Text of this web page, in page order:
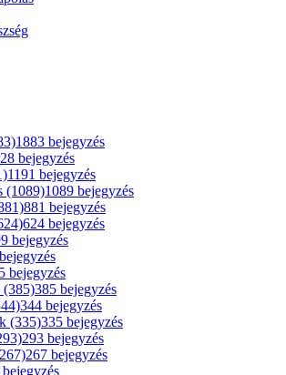
1883 bejegyzés
bejegyzés
1191 bejegyzés
(1089)1089 bejegyzés
881 bejegyzés
624 bejegyzés
bejegyzés
bejegyzés
(385)385 bejegyzés
344 bejegyzés
(335)335 bejegyzés
293 bejegyzés
267 bejegyzés